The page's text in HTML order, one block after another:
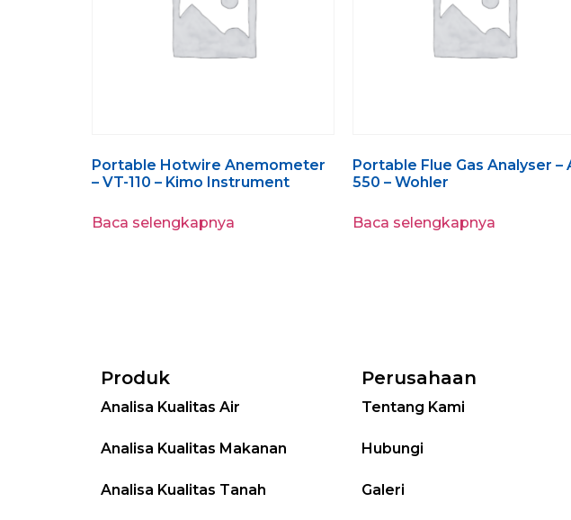
Portable Hotwire Anemometer
– VT-110 – Kimo Instrument
Baca selengkapnya
Portable Flue Gas Analyser –
550 – Wohler
Baca selengkapnya
Produk
Analisa Kualitas Air
Analisa Kualitas Makanan
Analisa Kualitas Tanah
Perusahaan
Tentang Kami
Hubungi
Galeri